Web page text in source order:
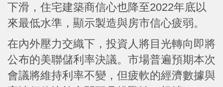
下滑，住宅建築商信心也降至2022年底以
來最低水準，顯示製造與房市信心疲弱。
在內外壓力交織下，投資人將目光轉向即將
公布的美聯儲利率決議。市場普遍預期本次
會議將維持利率不變，但疲軟的經濟數據與